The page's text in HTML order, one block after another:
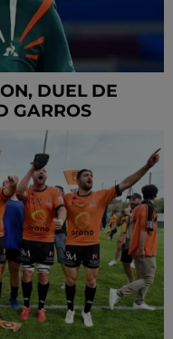
DUEL DE
GARROS